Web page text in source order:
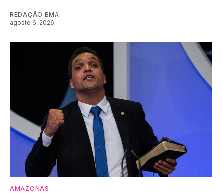
REDAÇÃO BMA
agosto 6, 2026
AMAZONAS